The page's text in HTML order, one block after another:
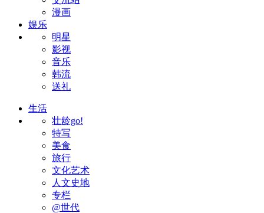
漫画
娱乐
明星
影视
音乐
韩流
送礼
生活
壮龄go!
特写
美食
旅行
文化艺术
人文史地
专栏
@世代